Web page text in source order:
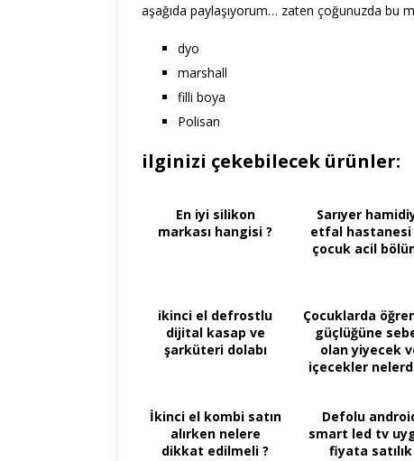
aşağıda paylaşıyorum… zaten çoğunuzda bu
dyo
marshall
filli boya
Polisan
ilginizi çekebilecek ürünler:
En iyi silikon
markası hangisi ?
Sarıyer
etfal hastanesi
çocuk acil
ikinci el defrostlu
dijital kasap ve
şarküteri dolabı
Çocuklarda
güçlüğüne
olan yiyecek
içecekler
İkinci el kombi satın
alırken nelere
dikkat edilmeli ?
Defolu
smart led tv
fiyata satılık